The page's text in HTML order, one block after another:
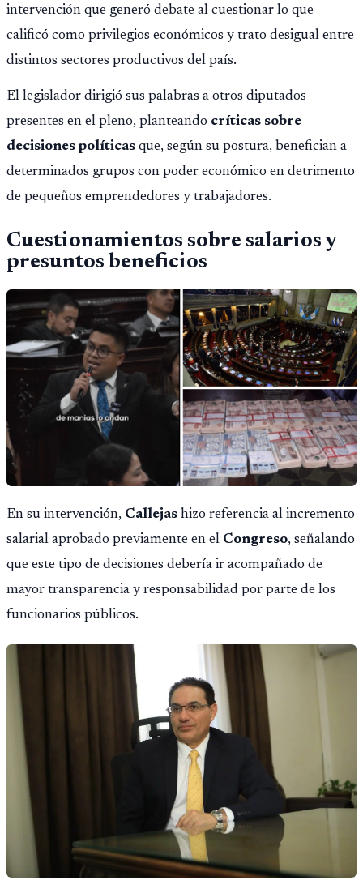
intervención que generó debate al cuestionar lo que
calificó como privilegios económicos y trato desigual entre
distintos sectores productivos del país.
El legislador dirigió sus palabras a otros diputados
presentes en el pleno, planteando críticas sobre
decisiones políticas que, según su postura, benefician a
determinados grupos con poder económico en detrimento
de pequeños emprendedores y trabajadores.
Cuestionamientos sobre salarios y
presuntos beneficios
En su intervención, Callejas hizo referencia al incremento
salarial aprobado previamente en el Congreso, señalando
que este tipo de decisiones debería ir acompañado de
mayor transparencia y responsabilidad por parte de los
funcionarios públicos.